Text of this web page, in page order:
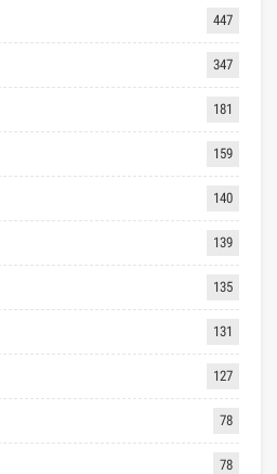
447
347
181
159
140
139
135
131
127
78
78